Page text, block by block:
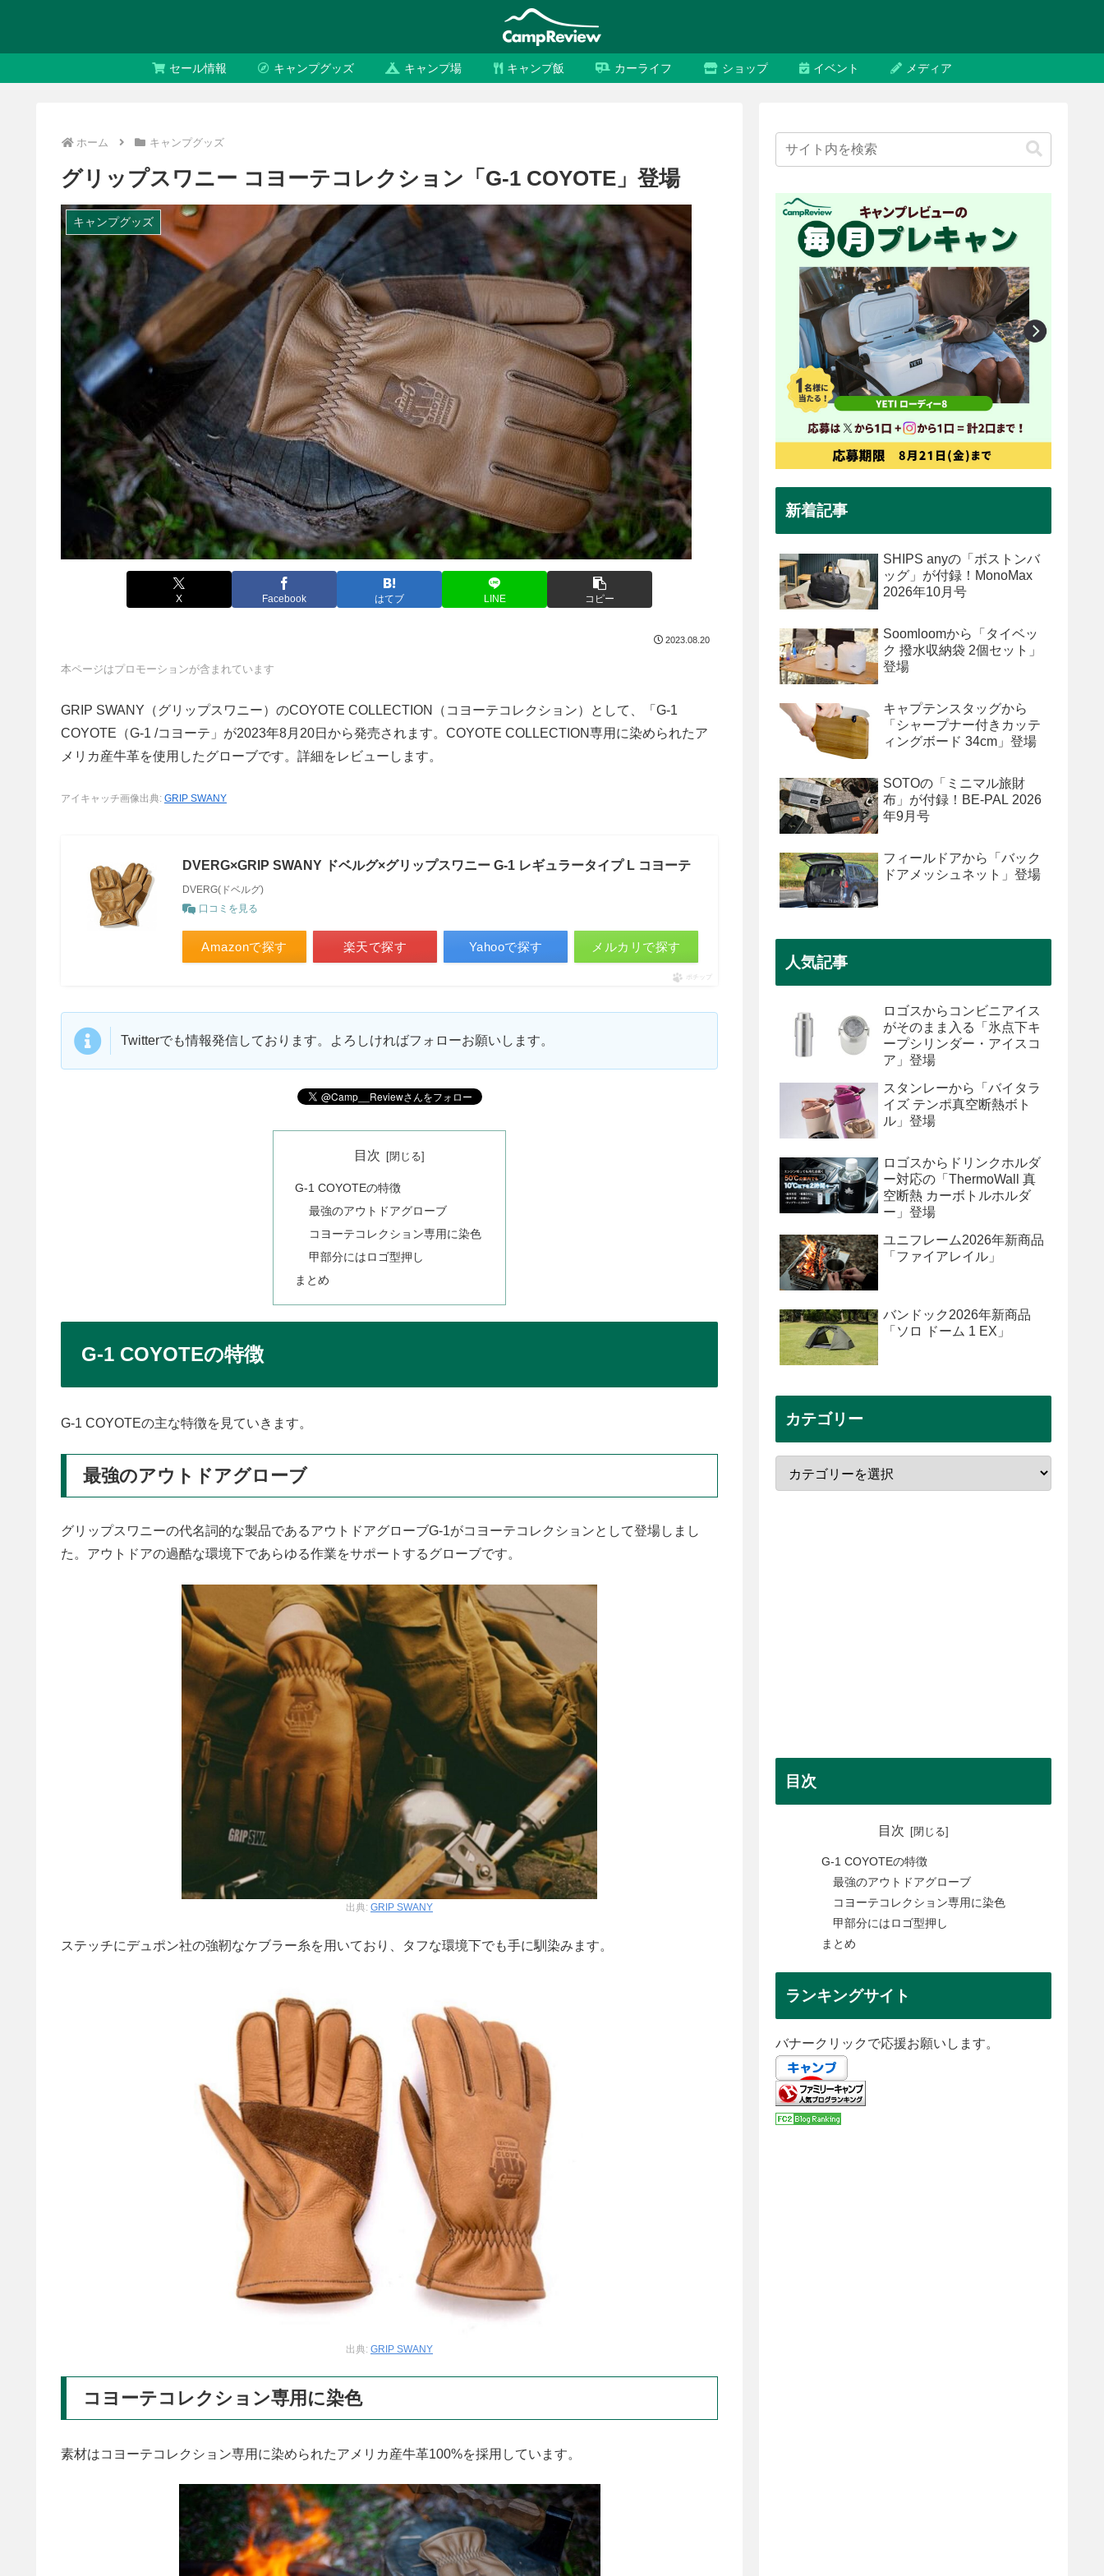
セール情報 キャンプグッズ キャンプ場 キャンプ飯 カーライフ ショップ イベント メディア
ホーム キャンプグッズ
グリップスワニー コヨーテコレクション「G-1 COYOTE」登場
キャンプグッズ
X Facebook はてブ LINE コピー
2023.08.20
本ページはプロモーションが含まれています
GRIP SWANY（グリップスワニー）のCOYOTE COLLECTION（コヨーテコレクション）として、「G-1
COYOTE（G-1 /コヨーテ」が2023年8月20日から発売されます。COYOTE COLLECTION専用に染められたア
メリカ産牛革を使用したグローブです。詳細をレビューします。
アイキャッチ画像出典: GRIP SWANY
DVERG×GRIP SWANY ドベルグ×グリップスワニー G-1 レギュラータイプ L コヨーテ
DVERG(ドベルグ)
口コミを見る
Amazonで探す 楽天で探す Yahooで探す メルカリで探す
ポチップ
Twitterでも情報発信しております。よろしければフォローお願いします。
目次
G-1 COYOTEの特徴
最強のアウトドアグローブ
コヨーテコレクション専用に染色
甲部分にはロゴ型押し
まとめ
G-1 COYOTEの特徴
G-1 COYOTEの主な特徴を見ていきます。
最強のアウトドアグローブ
グリップスワニーの代名詞的な製品であるアウトドアグローブG-1がコヨーテコレクションとして登場しまし
た。アウトドアの過酷な環境下であらゆる作業をサポートするグローブです。
出典: GRIP SWANY
ステッチにデュポン社の強靭なケブラー糸を用いており、タフな環境下でも手に馴染みます。
出典: GRIP SWANY
コヨーテコレクション専用に染色
素材はコヨーテコレクション専用に染められたアメリカ産牛革100%を採用しています。
新着記事
SHIPS anyの「ボストンバ
ッグ」が付録！MonoMax
2026年10月号
Soomloomから「タイベッ
ク 撥水収納袋 2個セット」
登場
キャプテンスタッグから
「シャープナー付きカッテ
ィングボード 34cm」登場
SOTOの「ミニマル旅財
布」が付録！BE-PAL 2026
年9月号
フィールドアから「バック
ドアメッシュネット」登場
人気記事
ロゴスからコンビニアイス
がそのまま入る「氷点下キ
ープシリンダー・アイスコ
ア」登場
スタンレーから「バイタラ
イズ テンポ真空断熱ボト
ル」登場
ロゴスからドリンクホルダ
ー対応の「ThermoWall 真
空断熱 カーボトルホルダ
ー」登場
ユニフレーム2026年新商品
「ファイアレイル」
バンドック2026年新商品
「ソロ ドーム 1 EX」
カテゴリー
目次
目次
G-1 COYOTEの特徴
最強のアウトドアグローブ
コヨーテコレクション専用に染色
甲部分にはロゴ型押し
まとめ
ランキングサイト
バナークリックで応援お願いします。